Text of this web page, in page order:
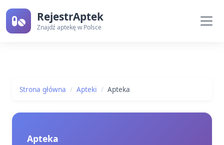
RejestrAptek
Znajdź aptekę w Polsce
Strona główna Apteki Apteka
Apteka